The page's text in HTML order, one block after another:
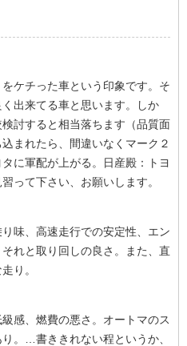
ケチった車という印象です。そ
出来てる車と思います。しか
討すると相当落ちます（品質面
まれたら、間違いなくマーク２
に軍配が上がる。日産殿：トヨ
って下さい、お願いします。
味、高速走行での安定性、エン
れと取り回しの良さ。また、直
り。
感、燃費の悪さ。オートマのス
。…書ききれない程というか、